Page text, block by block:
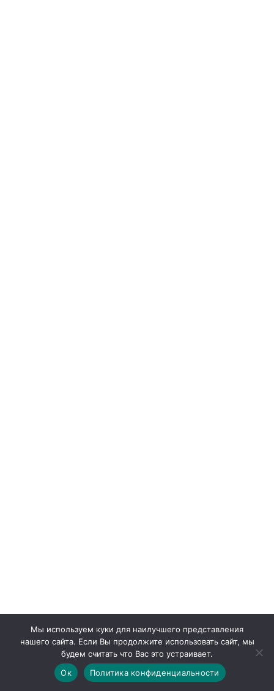
Мы используем куки для наилучшего представления
нашего сайта. Если Вы продолжите использовать сайт, мы
будем считать что Вас это устраивает.
Ок
Политика конфиденциальности